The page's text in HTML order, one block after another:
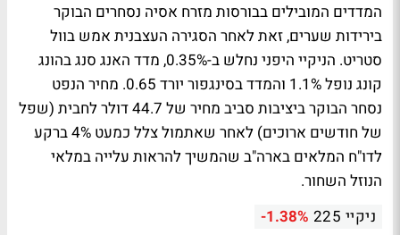
המדדים המובילים בבורסות מזרח אסיה נסחרים הבוקר
בירידות שערים, זאת לאחר הסגירה העצבנית אמש בוול
סטריט. הניקיי היפני נחלש ב-0.35%, מדד האנג סנג בהונג
קונג נופל 1.1% והמדד בסינגפור יורד 0.65. מחיר הנפט
נסחר הבוקר ביציבות סביב מחיר של 44.7 דולר לחבית (שפל
של חודשים ארוכים) לאחר שאתמול צלל כמעט 4% ברקע
לדו"ח המלאים בארה"ב שהמשיך להראות עלייה במלאי
הנוזל השחור.
ניקיי 225
-1.38%